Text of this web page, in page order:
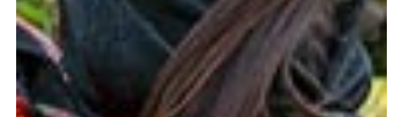
Trang chủ
Tin tức – Sự kiện
Chính sách